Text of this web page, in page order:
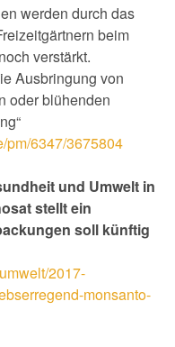
werden durch das
beim
verstärkt.
Ausbringung von
oder blühenden
pm/6347/3675804
und Umwelt in
stellt ein
soll künftig
2017-
monsanto-